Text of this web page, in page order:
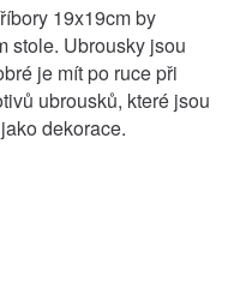
19x19cm by
stole. Ubrousky jsou
je mít po ruce při
ubrousků, které jsou
dekorace.